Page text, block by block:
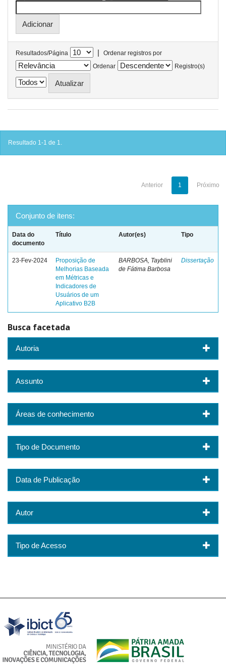
Resultados/Página |
Ordenar registros por
Ordenar
Registro(s)
Resultado 1-1 de 1.
Anterior 1 Próximo
Conjunto de itens:
Data do
documento
Título Autor(es) Tipo
23-Fev-2024
Proposição de
Melhorias Baseada
em Métricas e
Indicadores de
Usuários de um
Aplicativo B2B
BARBOSA, Tayblini
de Fátima Barbosa
Dissertação
Busca facetada
Autoria
Assunto
Áreas de conhecimento
Tipo de Documento
Data de Publicação
Autor
Tipo de Acesso